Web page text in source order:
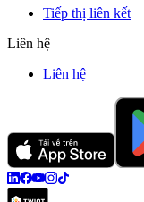
Tiếp thị liên kết
Liên hệ
Liên hệ